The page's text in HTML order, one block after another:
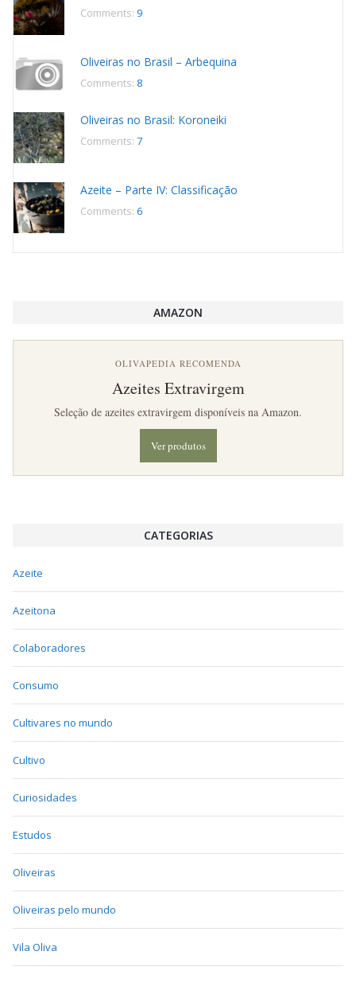
Comments: 9
Oliveiras no Brasil – Arbequina
Comments: 8
Oliveiras no Brasil: Koroneiki
Comments: 7
Azeite – Parte IV: Classificação
Comments: 6
AMAZON
OLIVAPEDIA RECOMENDA
Azeites Extravirgem
Seleção de azeites extravirgem disponíveis na Amazon.
Ver produtos
CATEGORIAS
Azeite
Azeitona
Colaboradores
Consumo
Cultivares no mundo
Cultivo
Curiosidades
Estudos
Oliveiras
Oliveiras pelo mundo
Vila Oliva